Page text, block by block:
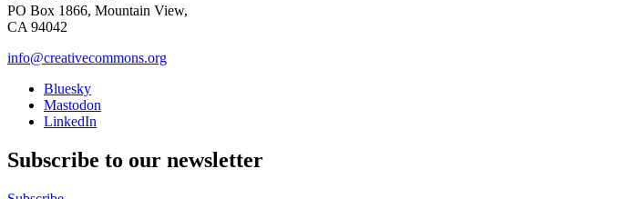
PO Box 1866, Mountain View,
CA 94042
info@creativecommons.org
Bluesky
Mastodon
LinkedIn
Subscribe to our newsletter